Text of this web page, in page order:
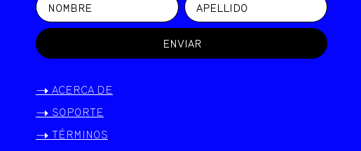
ENVIAR
-> ACERCA DE
-> SOPORTE
-> TÉRMINOS